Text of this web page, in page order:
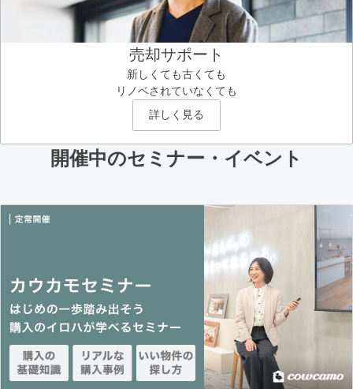
売却サポート
新しくても古くても
リノベされていなくても
詳しく見る
開催中のセミナー・イベント